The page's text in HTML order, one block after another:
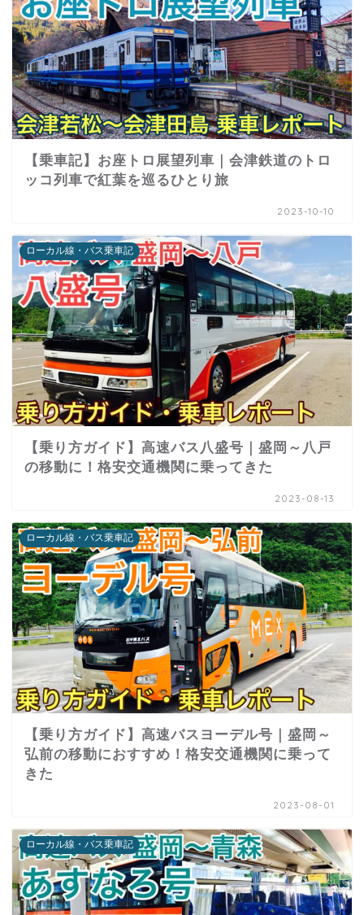
【乗車記】お座トロ展望列車｜会津鉄道のトロ
ッコ列車で紅葉を巡るひとり旅
2023-10-10
ローカル線・バス乗車記
【乗り方ガイド】高速バス八盛号｜盛岡～八戸
の移動に！格安交通機関に乗ってきた
2023-08-13
ローカル線・バス乗車記
【乗り方ガイド】高速バスヨーデル号｜盛岡～
弘前の移動におすすめ！格安交通機関に乗って
きた
2023-08-01
ローカル線・バス乗車記